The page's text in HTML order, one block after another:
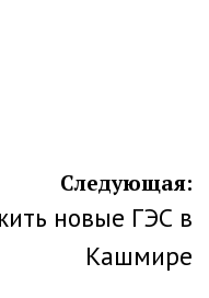
Следующая:
новые ГЭС в
Кашмире